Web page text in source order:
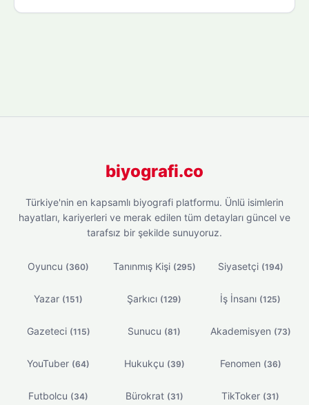
biyografi.co
Türkiye'nin en kapsamlı biyografi platformu. Ünlü isimlerin
hayatları, kariyerleri ve merak edilen tüm detayları güncel ve
tarafsız bir şekilde sunuyoruz.
Oyuncu (360) Tanınmış Kişi (295) Siyasetçi (194)
Yazar (151) Şarkıcı (129) İş İnsanı (125)
Gazeteci (115) Sunucu (81) Akademisyen (73)
YouTuber (64) Hukukçu (39) Fenomen (36)
Futbolcu (34) Bürokrat (31) TikToker (31)